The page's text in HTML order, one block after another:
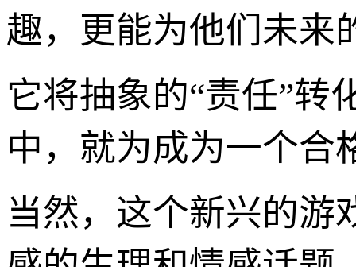
趣，更能为他们未来
它将抽象的“责任”转
中，就为成为一个合
当然，这个新兴的游